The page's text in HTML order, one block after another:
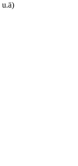
u.ä)